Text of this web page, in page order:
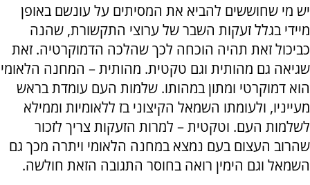
יש מי שחוששים להביא את המסיתים על עונשם באופן
מיידי בגלל זעקות השבר של ערוצי התקשורת, שהנה
כביכול זאת תהיה הוכחה לכך שהלכה הדמוקרטיה. זאת
שגיאה גם מהותית וגם טקטית. מהותית – המחנה הלאומי
הוא דמוקרטי ומתון במהותו. שלמות העם עומדת בראש
מעייניו, ולעומתו השמאל הקיצוני בז ללאומיות וממילא
לשלמות העם. וטקטית – למרות הזעקות צריך לזכור
שהרוב העצום בעם נמצא במחנה הלאומי ויתרה מכך גם
השמאל וגם הימין רואה בחוסר התגובה הזאת חולשה.